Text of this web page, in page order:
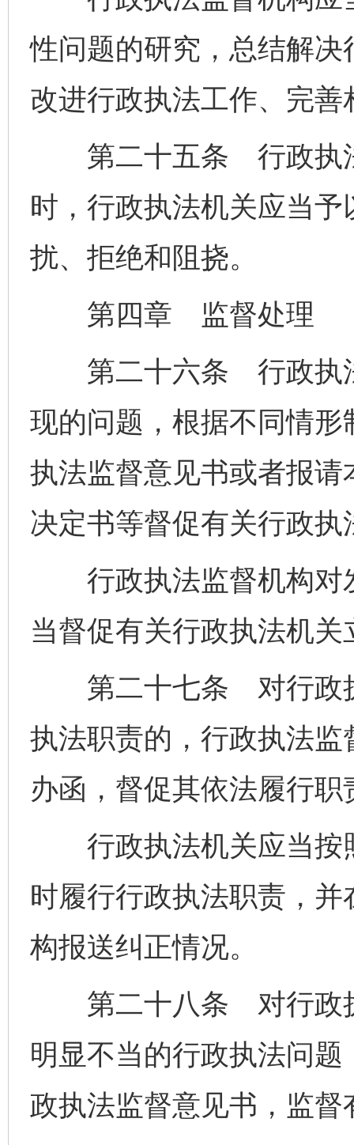
性问题的研究，总结解
改进行政执法工作、完
第二十五条 行政执法
时，行政执法机关应当
扰、拒绝和阻挠。
第四章 监督处理
第二十六条 行政执法
现的问题，根据不同情
执法监督意见书或者报
决定书等督促有关行政
行政执法监督机构对
当督促有关行政执法机关
第二十七条 对行政执
执法职责的，行政执法
办函，督促其依法履行职
行政执法机关应当按
时履行行政执法职责，
构报送纠正情况。
第二十八条 对行政执
明显不当的行政执法问
政执法监督意见书，监